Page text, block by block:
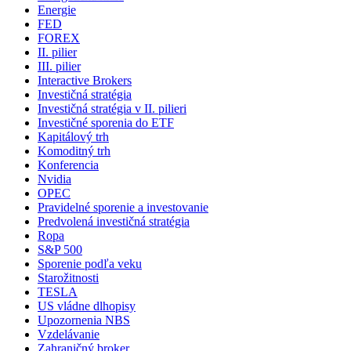
Energie
FED
FOREX
II. pilier
III. pilier
Interactive Brokers
Investičná stratégia
Investičná stratégia v II. pilieri
Investičné sporenia do ETF
Kapitálový trh
Komoditný trh
Konferencia
Nvidia
OPEC
Pravidelné sporenie a investovanie
Predvolená investičná stratégia
Ropa
S&P 500
Sporenie podľa veku
Starožitnosti
TESLA
US vládne dlhopisy
Upozornenia NBS
Vzdelávanie
Zahraničný broker